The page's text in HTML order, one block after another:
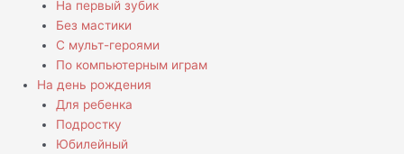
На первый зубик
Без мастики
С мульт-героями
По компьютерным играм
На день рождения
Для ребенка
Подростку
Юбилейный